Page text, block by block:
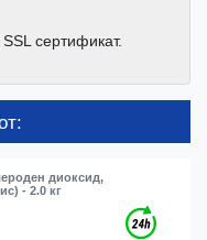
сертификат.
диоксид,
- 2.0 кг